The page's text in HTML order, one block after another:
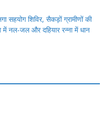
सहयोग शिविर, सैकड़ों ग्रामीणों की
नल-जल और दहियार रन्ना में धान